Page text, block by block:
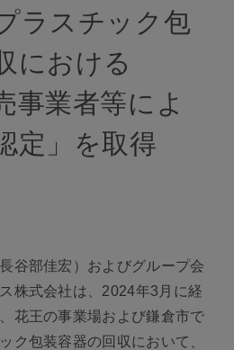
ラスチック包
における
事業者等によ
定」を取得
谷部佳宏）およびグループ会
株式会社は、2024年3月に経
花王の事業場および鎌倉市で
ク包装容器の回収において、